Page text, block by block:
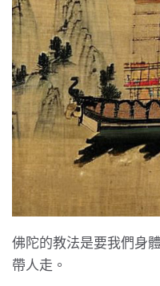
佛陀的教法是要我們身
帶人走。